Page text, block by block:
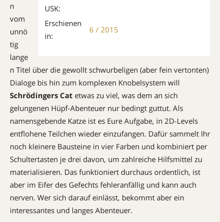
USK:
Erschienen
in:
6 / 2015
n
vom
unnö
tig
lange
n Titel über die gewollt schwurbeligen (aber fein vertonten)
Dialoge bis hin zum komplexen Knobelsystem will
Schrödingers Cat etwas zu viel, was dem an sich
gelungenen Hüpf-Abenteuer nur bedingt guttut. Als
namensgebende Katze ist es Eure Aufgabe, in 2D-Levels
entflohene Teilchen wieder einzufangen. Dafür sammelt Ihr
noch kleinere Bausteine in vier Farben und kombiniert per
Schultertasten je drei davon, um zahlreiche Hilfsmittel zu
materialisieren. Das funktioniert durchaus ordentlich, ist
aber im Eifer des Gefechts fehleranfällig und kann auch
nerven. Wer sich darauf einlässt, bekommt aber ein
interessantes und langes Abenteuer.